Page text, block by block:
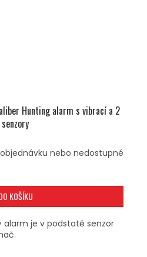
Hunting alarm s vibrací a 2
senzory
nebo nedostupné
KOŠÍKU
alarm je v podstatě senzor